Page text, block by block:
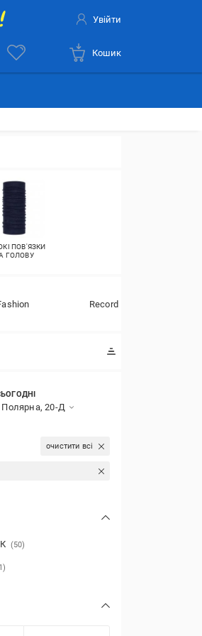
Увійти
Кошик
ПОВ'ЯЗКИ
ГОЛОВУ
Record
Полярна, 20-Д
очистити всі
(50)